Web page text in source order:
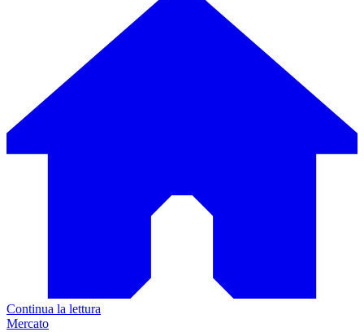
Continua la lettura
Mercato